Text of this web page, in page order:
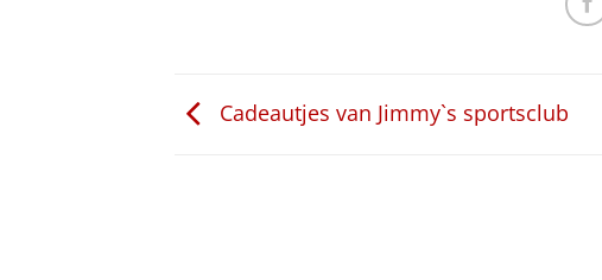
Cadeautjes van Jimmy`s sportsclub